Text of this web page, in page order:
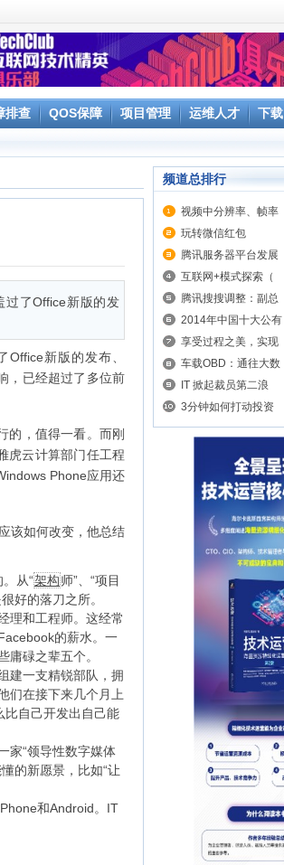
排查 QOS保障 项目管理 运维人才 下载
过了Office新版的发
新版的发布、
，已经超过了多位前
的，值得一看。而刚
虎云计算部门任工程
Phone应用还
该如何改变，他总结
从“架构师”、“项目
好的落刀之所。
理和工程师。这经常
的薪水。一
庸碌之辈五个。
建一支精锐部队，拥
们在接下来几个月上
比自己开发出自己能
家“领导性数字媒体
的新愿景，比如“让
和Android。IT
频道总排行
视频中分辨率、帧率
玩转微信红包
腾讯服务器平台发展
互联网+模式探索（
腾讯搜搜调整：副总
2014年中国十大公有
享受过程之美，实现
车载OBD：通往大数
IT 掀起裁员第二浪
3分钟如何打动投资